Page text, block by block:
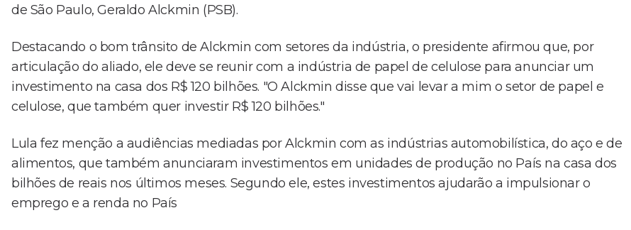
de São Paulo, Geraldo Alckmin (PSB).
Destacando o bom trânsito de Alckmin com setores da indústria, o presidente afirmou que, por
articulação do aliado, ele deve se reunir com a indústria de papel de celulose para anunciar um
investimento na casa dos R$ 120 bilhões. "O Alckmin disse que vai levar a mim o setor de papel e
celulose, que também quer investir R$ 120 bilhões."
Lula fez menção a audiências mediadas por Alckmin com as indústrias automobilística, do aço e de
alimentos, que também anunciaram investimentos em unidades de produção no País na casa dos
bilhões de reais nos últimos meses. Segundo ele, estes investimentos ajudarão a impulsionar o
emprego e a renda no País